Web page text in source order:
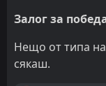
Залог за
Нещо от типа
сякаш.